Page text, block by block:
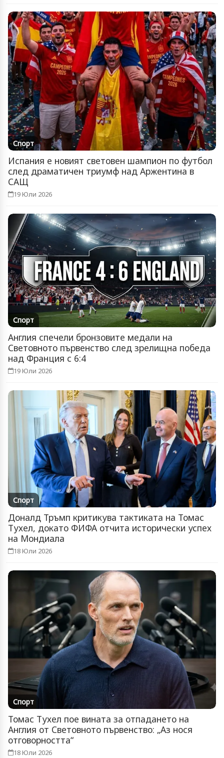
Спорт
Испания е новият световен шампион по футбол
след драматичен триумф над Аржентина в
САЩ
19 Юли 2026
Спорт
Англия спечели бронзовите медали на
Световното първенство след зрелищна победа
над Франция с 6:4
19 Юли 2026
Спорт
Доналд Тръмп критикува тактиката на Томас
Тухел, докато ФИФА отчита исторически успех
на Мондиала
18 Юли 2026
Спорт
Томас Тухел пое вината за отпадането на
Англия от Световното първенство: „Аз нося
отговорността“
18 Юли 2026